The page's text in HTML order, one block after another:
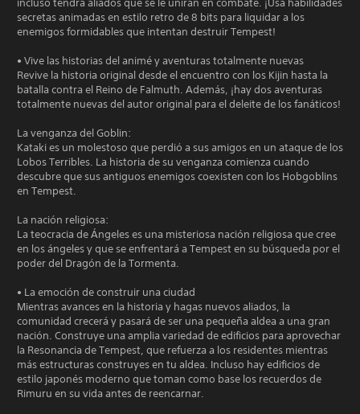
secretas animadas en estilo retro de 8 bits para liquidar a los
enemigos formidables que intentan destruir Tempest!
• Vive las historias del animé y aventuras totalmente nuevas
Revive la historia original desde el encuentro con los Kijin hasta la
batalla contra el Reino de Falmuth. Además, ¡hay dos aventuras
totalmente nuevas del autor original para el deleite de los fanáticos!
La venganza del Goblin:
Kataki es un molestoso que perdió a sus amigos en un ataque de los
Lobos Terribles. La historia de su venganza comienza cuando
descubre que sus antiguos enemigos coexisten con los Hobgoblins
en Tempest.
La nación religiosa:
La teocracia de Ángeles es una misteriosa nación religiosa que cree
en los ángeles y que se enfrentará a Tempest en su búsqueda por el
poder del Dragón de la Tormenta.
• La emoción de construir una ciudad
Mientras avances en la historia y hagas nuevos aliados, la
comunidad crecerá y pasará de ser una pequeña aldea a una gran
nación. Construye una amplia variedad de edificios para aprovechar
la Resonancia de Tempest, que refuerza a los residentes mientras
más estructuras construyes en tu aldea. Incluso hay edificios de
estilo japonés moderno que toman como base los recuerdos de
Rimuru en su vida antes de reencarnar.